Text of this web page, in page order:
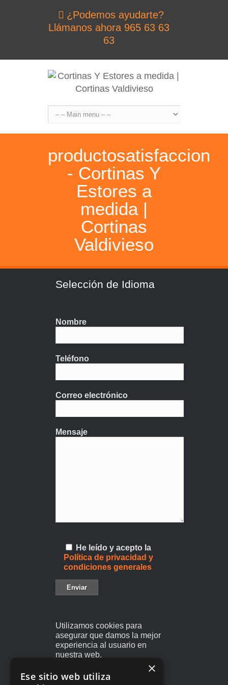
¿Podemos ayudarte?
Llámanos ahora 965 63 63
63
productosatisfaccion
- Cortinas Y
Estores a
medida |
Cortinas
Valdivieso
Selección de Idioma
Nombre
Teléfono
Correo electrónico
Mensaje
He leído y acepto la
Política de privacidad y
condiciones generales
Utilizamos cookies para
asegurar que damos la mejor
experiencia al usuario en
nuestra web.
Si sigues utilizando este sitio
asumiremos que estás de
×
Ese sitio web utiliza